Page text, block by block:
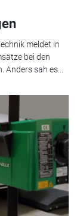
meldet in
bei den
sah es...